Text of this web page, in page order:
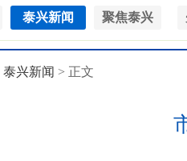
泰兴新闻 聚焦泰兴
泰兴新闻 > 正文